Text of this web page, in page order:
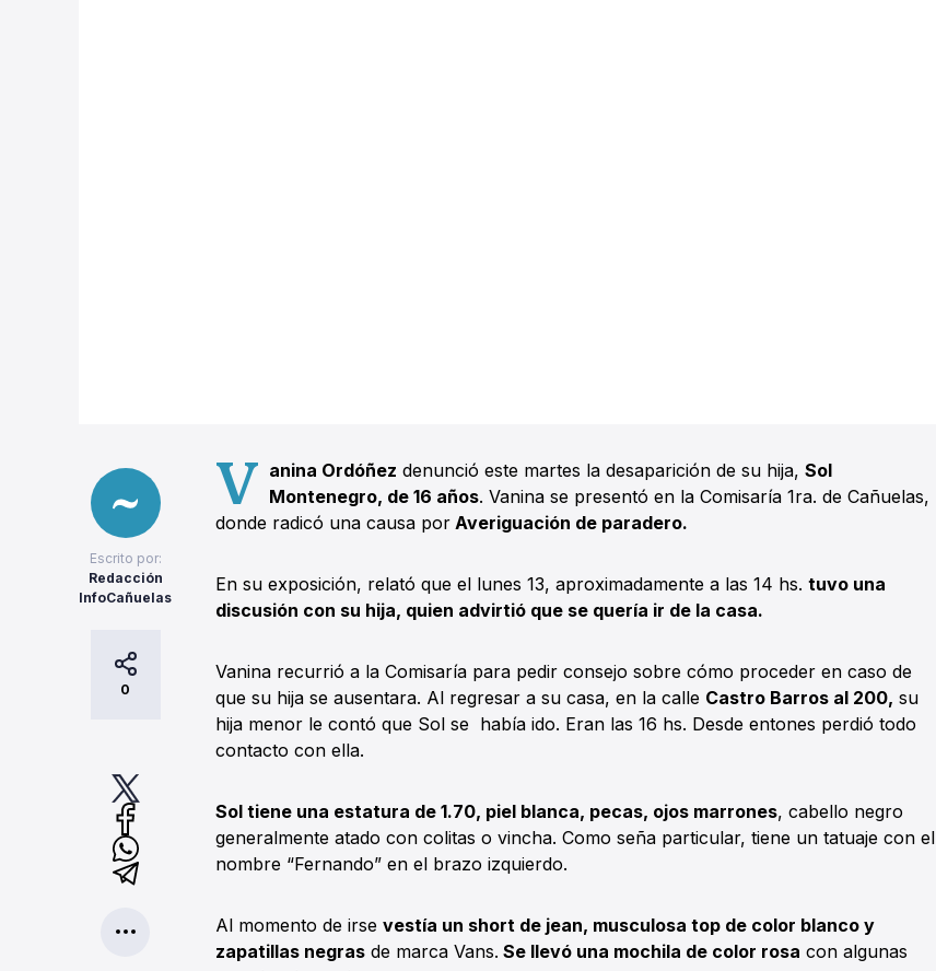
Escrito por:
Redacción
InfoCañuelas
0
V anina Ordóñez denunció este martes la desaparición de su hija,Sol
Montenegro, de 16 años. Vanina se presentó en la Comisaría 1ra. de Cañuelas,
donde radicó una causa por Averiguación de paradero.
En su exposición, relató que el lunes 13, aproximadamente a las 14 hs. tuvo una
discusión con su hija, quien advirtió que se quería ir de la casa.
Vanina recurrió a la Comisaría para pedir consejo sobre cómo proceder en caso de
que su hija se ausentara. Al regresar a su casa, en la calle Castro Barros al 200, su
hija menor le contó que Sol se había ido. Eran las 16 hs. Desde entones perdió todo
contacto con ella.
Sol tiene una estatura de 1.70, piel blanca, pecas, ojos marrones, cabello negro
generalmente atado con colitas o vincha. Como seña particular, tiene un tatuaje con el
nombre “Fernando” en el brazo izquierdo.
Al momento de irse vestía un short de jean, musculosa top de color blanco y
zapatillas negras de marca Vans. Se llevó una mochila de color rosa con algunas